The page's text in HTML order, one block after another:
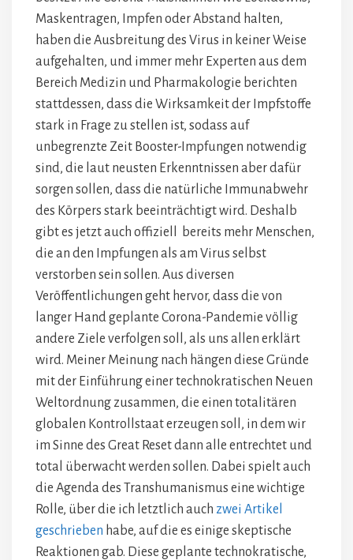
Maskentragen, Impfen oder Abstand halten,
haben die Ausbreitung des Virus in keiner Weise
aufgehalten, und immer mehr Experten aus dem
Bereich Medizin und Pharmakologie berichten
stattdessen, dass die Wirksamkeit der Impfstoffe
stark in Frage zu stellen ist, sodass auf
unbegrenzte Zeit Booster-Impfungen notwendig
sind, die laut neusten Erkenntnissen aber dafür
sorgen sollen, dass die natürliche Immunabwehr
des Körpers stark beeinträchtigt wird. Deshalb
gibt es jetzt auch offiziell bereits mehr Menschen,
die an den Impfungen als am Virus selbst
verstorben sein sollen. Aus diversen
Veröffentlichungen geht hervor, dass die von
langer Hand geplante Corona-Pandemie völlig
andere Ziele verfolgen soll, als uns allen erklärt
wird. Meiner Meinung nach hängen diese Gründe
mit der Einführung einer technokratischen Neuen
Weltordnung zusammen, die einen totalitären
globalen Kontrollstaat erzeugen soll, in dem wir
im Sinne des Great Reset dann alle entrechtet und
total überwacht werden sollen. Dabei spielt auch
die Agenda des Transhumanismus eine wichtige
Rolle, über die ich letztlich auch zwei Artikel
geschrieben habe, auf die es einige skeptische
Reaktionen gab. Diese geplante technokratische,